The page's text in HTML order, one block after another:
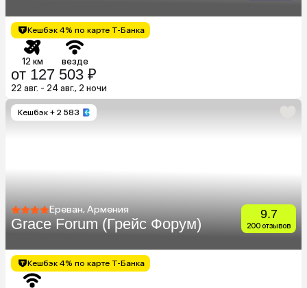
Кешбэк 4% по карте Т-Банка
12 км везде
от 127 503 ₽
22 авг. - 24 авг., 2 ночи
Кешбэк + 2 583
Ереван, Армения
Grace Forum (Грейс Форум)
9.7
200 отзывов
Кешбэк 4% по карте Т-Банка